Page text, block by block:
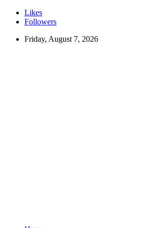
Likes
Followers
Friday, August 7, 2026